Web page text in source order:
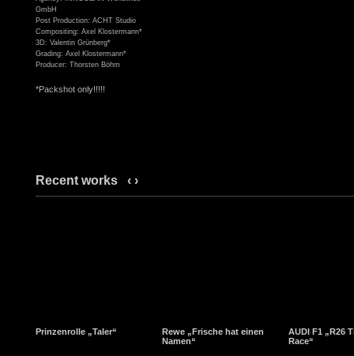
GmbH
Post Production: ACHT Studio
Compositing: Axel Klostermann*
3D: Valentin Grünberg*
Grading: Axel Klostermann*
Producer: Thorsten Böhm
*Packshot only!!!!!
Recent works ‹ ›
Prinzenrolle „Taler“
Rewe „Frische hat einen
Namen“
AUDI F1 „R26
Race“